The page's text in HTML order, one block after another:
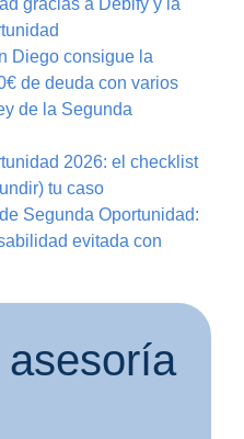
gracias a Debify y la
Diego consigue la
de deuda con varios
de la Segunda
2026: el checklist
tu caso
Segunda Oportunidad:
evitada con